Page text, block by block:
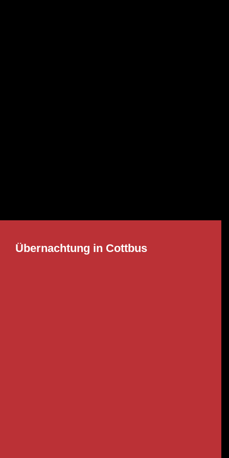
Übernachtung in Cottbus